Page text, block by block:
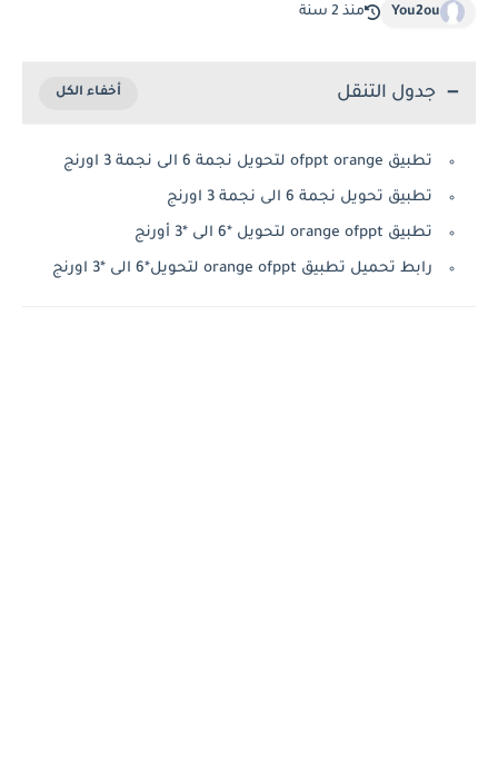
You2ou منذ 2 سنة
جدول التنقل
تطبيق ofppt orange لتحويل نجمة 6 الى نجمة 3 اورنج
تطبيق تحويل نجمة 6 الى نجمة 3 اورنج
تطبيق orange ofppt لتحويل *6 الى *3 أورنج
رابط تحميل تطبيق orange ofppt لتحويل*6 الى *3 اورنج